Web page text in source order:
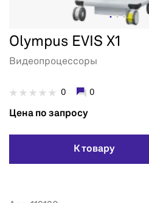
Olympus EVIS X1
Видеопроцессоры
0 0
Цена по запросу
К товару